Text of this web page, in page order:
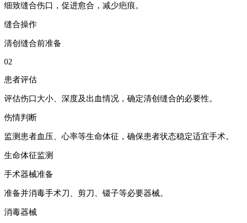
细致缝合伤口，促进愈合，减少疤痕。
缝合操作
清创缝合前准备
02
患者评估
评估伤口大小、深度及出血情况，确定清创缝合的必要性。
伤情判断
监测患者血压、心率等生命体征，确保患者状态稳定适宜手术。
生命体征监测
手术器械准备
准备并消毒手术刀、剪刀、镊子等必要器械。
消毒器械